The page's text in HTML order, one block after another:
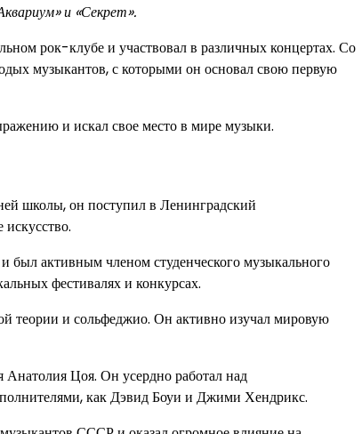
и «Секрет».
рок-клубе и участвовал в различных концертах. Со
музыкантов, с которыми он основал свою первую
и искал свое место в мире музыки.
школы, он поступил в Ленинградский
был активным членом студенческого музыкального
фестивалях и конкурсах.
теории и сольфеджио. Он активно изучал мировую
Цоя. Он усердно работал над
как Дэвид Боуи и Джими Хендрикс.